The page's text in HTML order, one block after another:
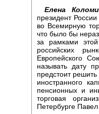
Елена
президент
во Всемирную
что было бы
за рамками
российских
Европейского
называть дату
предстоит
иностранного
пенсионных и
торговая
Петербурге